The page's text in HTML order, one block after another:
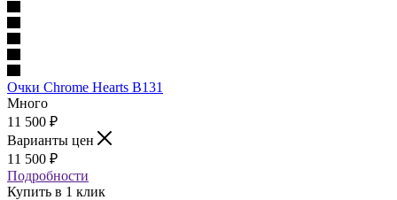
Очки Chrome Hearts B131
Много
11 500 ₽
Варианты цен
11 500 ₽
Подробности
Купить в 1 клик